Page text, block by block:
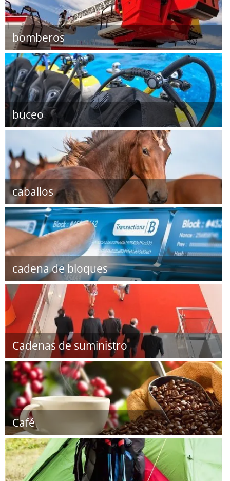
bomberos
buceo
caballos
cadena de bloques
Cadenas de suministro
Café